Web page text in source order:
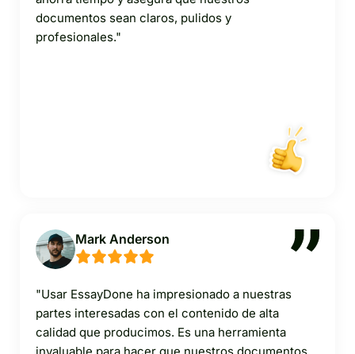
documentos sean claros, pulidos y
profesionales."
Mark Anderson
"Usar EssayDone ha impresionado a nuestras
partes interesadas con el contenido de alta
calidad que producimos. Es una herramienta